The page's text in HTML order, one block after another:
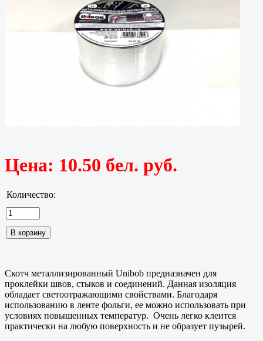
Цена: 10.50 бел. руб.
Количество:
Скотч металлизированный Unibob предназначен для
проклейки швов, стыков и соединений. Данная изоляция
обладает светоотражающими свойствами. Благодаря
использованию в ленте фольги, ее можно использовать при
условиях повышенных температур. Очень легко клеится
практически на любую поверхность и не образует пузырей.